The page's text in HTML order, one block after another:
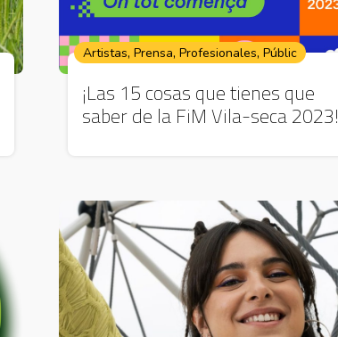
Artistas, Prensa, Profesionales, Públic
¡Las 15 cosas que tienes que
saber de la FiM Vila-seca 2023!